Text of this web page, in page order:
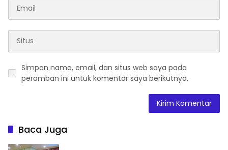
Simpan nama, email, dan situs web saya pada
peramban ini untuk komentar saya berikutnya.
Baca Juga